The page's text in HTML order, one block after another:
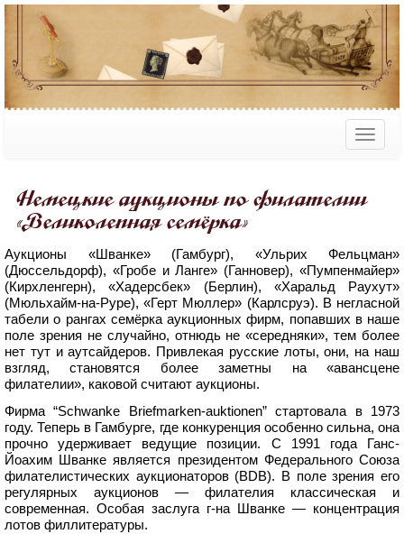
Немецкие аукционы по филателии
«Великолепная семёрка»
Аукционы «Шванке» (Гамбург), «Ульрих Фельцман»
(Дюссельдорф), «Гробе и Ланге» (Ганновер), «Пумпенмайер»
(Кирхленгерн), «Хадерсбек» (Берлин), «Харальд Раухут»
(Мюльхайм-на-Руре), «Герт Мюллер» (Карлсруэ). В негласной
табели о рангах семёрка аукционных фирм, попавших в наше
поле зрения не случайно, отнюдь не «середняки», тем более
нет тут и аутсайдеров. Привлекая русские лоты, они, на наш
взгляд, становятся более заметны на «авансцене
филателии», каковой считают аукционы.
Фирма “Schwanke Briefmarken-auktionen” стартовала в 1973
году. Теперь в Гамбурге, где конкуренция особенно сильна, она
прочно удерживает ведущие позиции. С 1991 года Ганс-
Йоахим Шванке является президентом Федерального Союза
филателистических аукционаторов (BDB). В поле зрения его
регулярных аукционов — филателия классическая и
современная. Особая заслуга г-на Шванке — концентрация
лотов филлитературы.